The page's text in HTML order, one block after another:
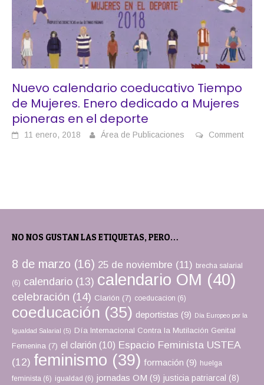
Nuevo calendario coeducativo Tiempo
de Mujeres. Enero dedicado a Mujeres
pioneras en el deporte
11 enero, 2018 Área de Publicaciones Comment
NO NOS GUSTAN LAS ETIQUETAS, PERO…
8 de marzo (16) 25 de noviembre (11) brecha salarial
(6) calendario (13) calendario OM (40)
celebración (14) Clarión (7) coeducacion (6)
coeducación (35) deportistas (9) Día Europeo por la
Igualdad Salarial (5) Día Internacional Contra la Mutilación Genital
Femenina (7) el clarión (10) Espacio Feminista USTEA
(12) feminismo (39) formación (9) huelga
feminista (6) igualdad (6) jornadas OM (9) justicia patriarcal (8)